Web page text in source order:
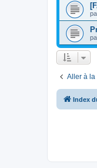
Aller à la
Index